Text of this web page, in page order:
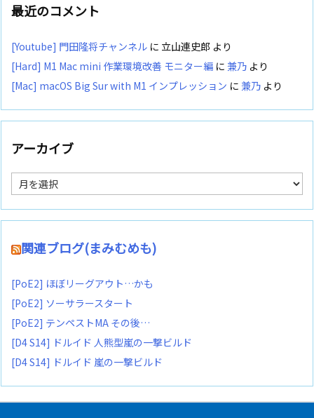
最近のコメント
[Youtube] 門田隆将チャンネル に 立山連史郎 より
[Hard] M1 Mac mini 作業環境改善 モニター編 に 兼乃 より
[Mac] macOS Big Sur with M1 インプレッション に 兼乃 より
アーカイブ
ア
ー
カ
イ
関連ブログ(まみむめも)
[PoE2] ほぼリーグアウト…かも
[PoE2] ソーサラースタート
[PoE2] テンペストMA その後…
[D4 S14] ドルイド 人熊型嵐の一撃ビルド
[D4 S14] ドルイド 嵐の一撃ビルド